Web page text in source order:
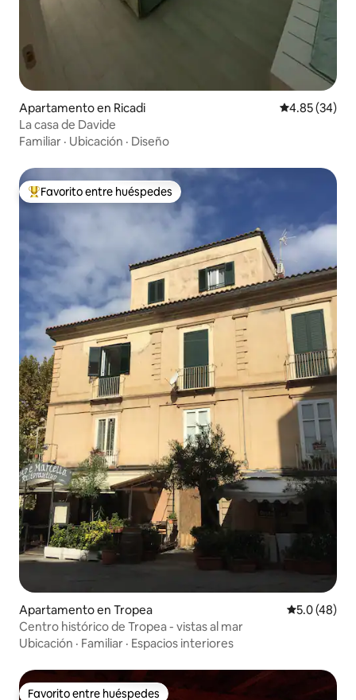
Apartamento en Ricadi Calificación
4.85 (34)
La casa de Davide
Familiar · Ubicación · Diseño
Favorito entre huéspedes preferido
Favorito entre huéspedes
Apartamento en Tropea Calificación
5.0 (48)
Centro histórico de Tropea - vistas al mar
Ubicación · Familiar · Espacios interiores
Favorito entre huéspedes